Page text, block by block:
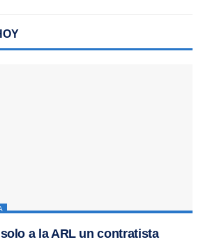
a la ARL un contratista